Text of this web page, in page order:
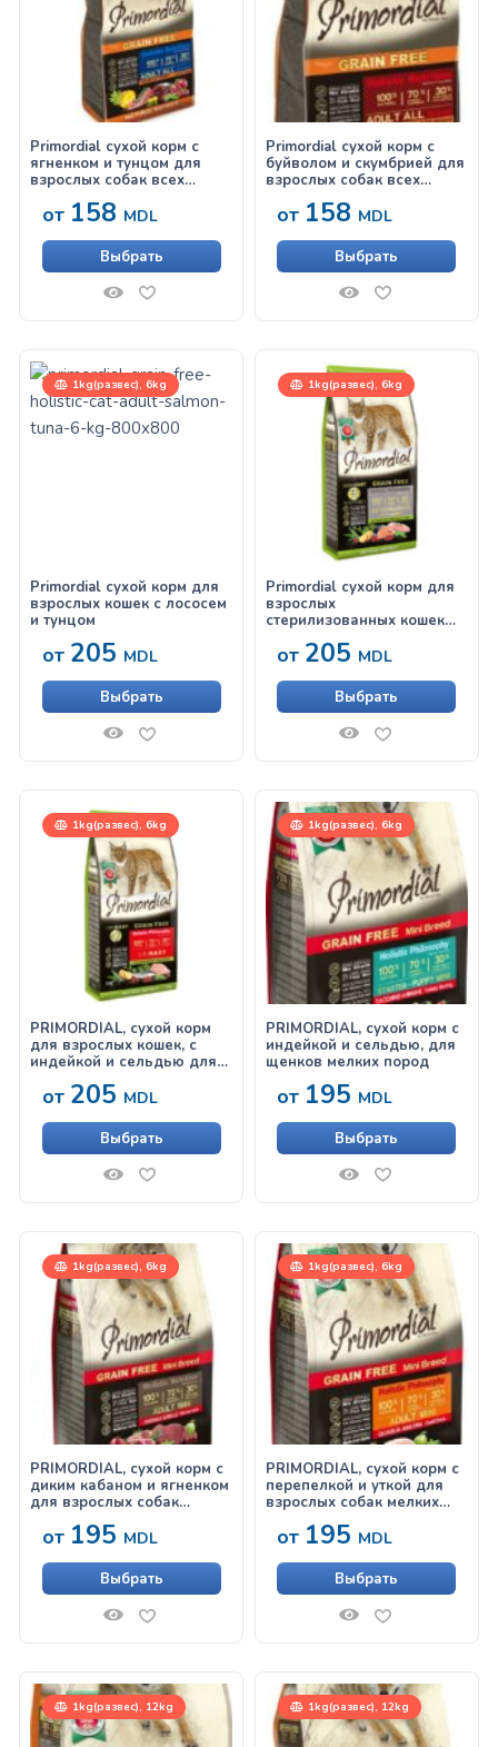
Primordial сухой корм с
ягненком и тунцом для
взрослых собак всех
от 158 MDL
Выбрать
Primordial сухой корм с
буйволом и скумбрией для
взрослых собак всех
от 158 MDL
Выбрать
1kg(развес), 6kg
Primordial сухой корм для
взрослых кошек с лососем
и тунцом
от 205 MDL
Выбрать
1kg(развес), 6kg
Primordial сухой корм для
взрослых
стерилизованных кошек
шерсти с лососем и
от 205 MDL
Выбрать
1kg(развес), 6kg
PRIMORDIAL, сухой корм
для взрослых кошек, с
индейкой и сельдью для
мочекаменной болезни
от 205 MDL
Выбрать
1kg(развес), 6kg
PRIMORDIAL, сухой корм с
индейкой и сельдью, для
щенков мелких пород
от 195 MDL
Выбрать
1kg(развес), 6kg
PRIMORDIAL, сухой корм с
диким кабаном и ягненком
для взрослых собак
от 195 MDL
Выбрать
1kg(развес), 6kg
PRIMORDIAL, сухой корм с
перепелкой и уткой для
взрослых собак мелких
от 195 MDL
Выбрать
1kg(развес), 12kg 1kg(развес), 12kg